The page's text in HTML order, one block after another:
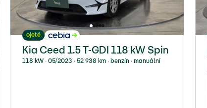
ojeté
Kia Ceed 1.5 T-GDI 118 kW Spin
118 kW ∙ 05/2023 ∙ 52 938 km ∙ benzín ∙ manuální